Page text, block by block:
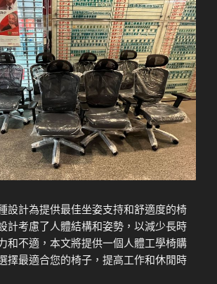
設計為提供最佳坐姿支持和舒適度的椅
計考慮了人體結構和姿勢，以減少長時
和不適，本文將提供一個人體工學椅購
擇最適合您的椅子，提高工作和休閒時